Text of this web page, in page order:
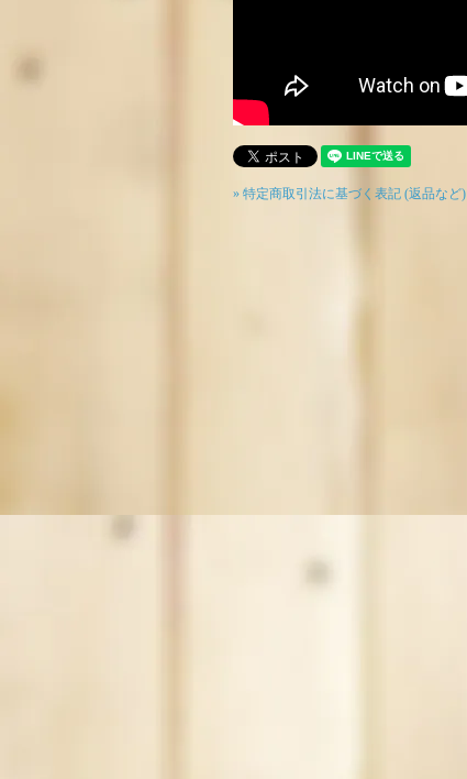
» 特定商取引法に基づく表記 (返品など)